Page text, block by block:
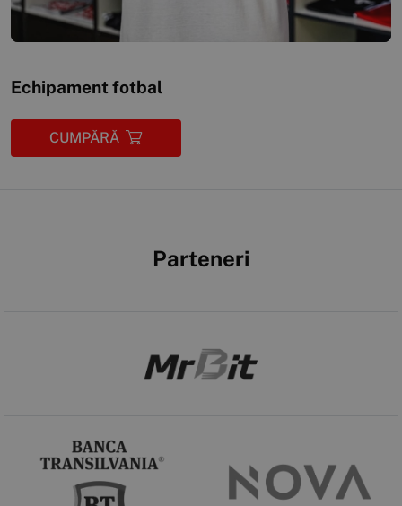
Echipament fotbal
CUMPĂRĂ
Parteneri